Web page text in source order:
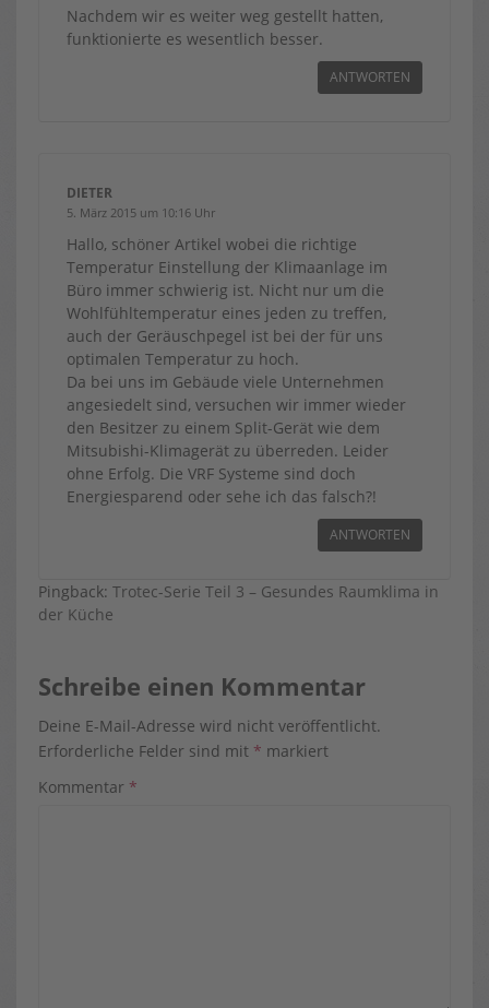
Nachdem wir es weiter weg gestellt hatten,
funktionierte es wesentlich besser.
ANTWORTEN
DIETER
5. März 2015 um 10:16 Uhr
Hallo, schöner Artikel wobei die richtige
Temperatur Einstellung der Klimaanlage im
Büro immer schwierig ist. Nicht nur um die
Wohlfühltemperatur eines jeden zu treffen,
auch der Geräuschpegel ist bei der für uns
optimalen Temperatur zu hoch.
Da bei uns im Gebäude viele Unternehmen
angesiedelt sind, versuchen wir immer wieder
den Besitzer zu einem Split-Gerät wie dem
Mitsubishi-Klimagerät zu überreden. Leider
ohne Erfolg. Die VRF Systeme sind doch
Energiesparend oder sehe ich das falsch?!
ANTWORTEN
Pingback: Trotec-Serie Teil 3 – Gesundes Raumklima in
der Küche
Schreibe einen Kommentar
Deine E-Mail-Adresse wird nicht veröffentlicht.
Erforderliche Felder sind mit * markiert
Kommentar *